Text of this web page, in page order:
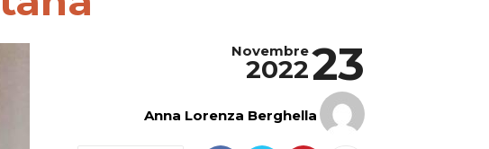
23
Novembre
2022
Anna Lorenza Berghella